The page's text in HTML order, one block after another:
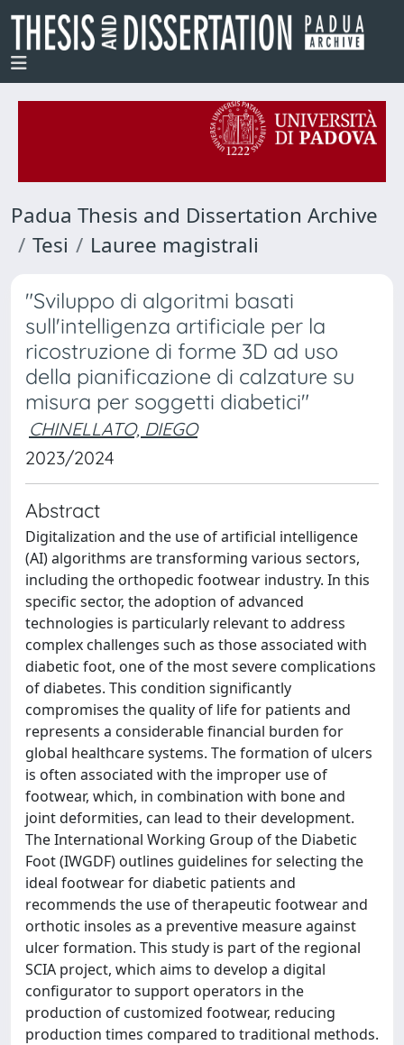
Padua Thesis and Dissertation Archive
Tesi
Lauree magistrali
"Sviluppo di algoritmi basati
sull'intelligenza artificiale per la
ricostruzione di forme 3D ad uso
della pianificazione di calzature su
misura per soggetti diabetici"
CHINELLATO, DIEGO
2023/2024
Abstract
Digitalization and the use of artificial intelligence
(AI) algorithms are transforming various sectors,
including the orthopedic footwear industry. In this
specific sector, the adoption of advanced
technologies is particularly relevant to address
complex challenges such as those associated with
diabetic foot, one of the most severe complications
of diabetes. This condition significantly
compromises the quality of life for patients and
represents a considerable financial burden for
global healthcare systems. The formation of ulcers
is often associated with the improper use of
footwear, which, in combination with bone and
joint deformities, can lead to their development.
The International Working Group of the Diabetic
Foot (IWGDF) outlines guidelines for selecting the
ideal footwear for diabetic patients and
recommends the use of therapeutic footwear and
orthotic insoles as a preventive measure against
ulcer formation. This study is part of the regional
SCIA project, which aims to develop a digital
configurator to support operators in the
production of customized footwear, reducing
production times compared to traditional methods.